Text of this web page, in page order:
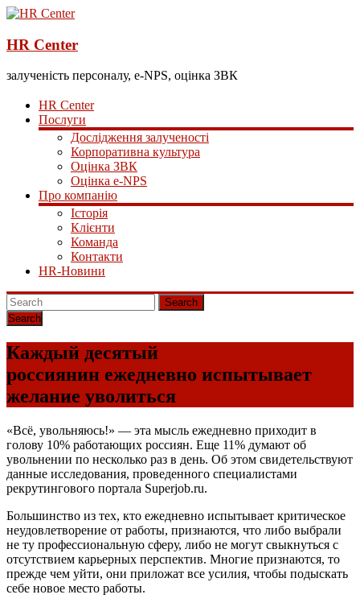
HR Center
залученість персоналу, e-NPS, оцінка ЗВК
HR Center
Послуги
Дослідження залученості
Корпоративна культура
Оцінка ЗВК
Оцінка e-NPS
Про компанію
Історія
Клієнти
Команда
Контакти
HR-Новини
Search
Каждый десятый
россиянин ежедневно испытывает
желание уволиться
«Всё, увольняюсь!» — эта мысль ежедневно приходит в
голову 10% работающих россиян. Еще 11% думают об
увольнении по несколько раз в день. Об этом свидетельствуют
данные исследования, проведенного специалистами
рекрутингового портала Superjob.ru.
Большинство из тех, кто ежедневно испытывает критическое
неудовлетворение от работы, признаются, что либо выбрали
не ту профессиональную сферу, либо не могут свыкнуться с
отсутствием карьерных перспектив. Многие признаются, то
прежде чем уйти, они приложат все усилия, чтобы подыскать
себе новое место работы.